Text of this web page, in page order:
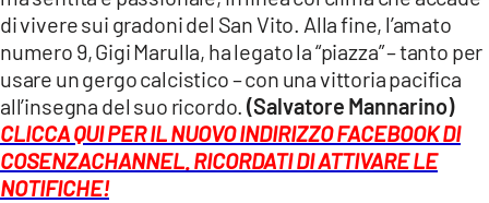
di vivere sui gradoni del San Vito. Alla fine, l’amato
numero 9, Gigi Marulla, ha legato la “piazza” – tanto per
usare un gergo calcistico – con una vittoria pacifica
all’insegna del suo ricordo.(Salvatore Mannarino)
CLICCA QUI PER IL NUOVO INDIRIZZO FACEBOOK DI
COSENZACHANNEL. RICORDATI DI ATTIVARE LE
NOTIFICHE!